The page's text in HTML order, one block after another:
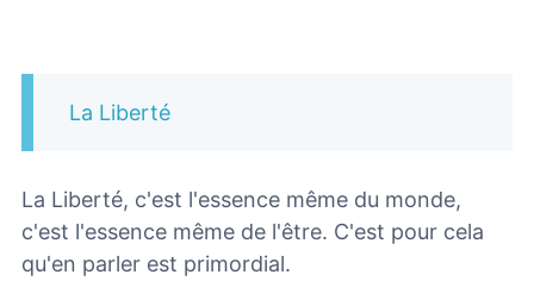
La Liberté
La Liberté, c'est l'essence même du monde,
c'est l'essence même de l'être. C'est pour cela
qu'en parler est primordial.